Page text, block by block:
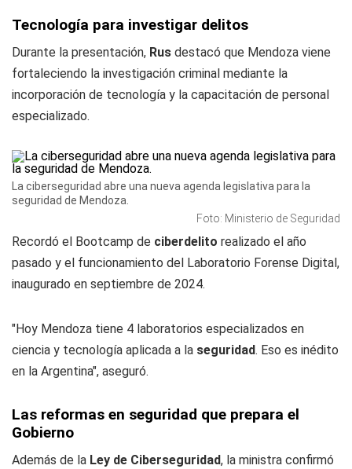
Tecnología para investigar delitos
Durante la presentación, Rus destacó que Mendoza viene
fortaleciendo la investigación criminal mediante la
incorporación de tecnología y la capacitación de personal
especializado.
La ciberseguridad abre una nueva agenda legislativa para la
seguridad de Mendoza.
Foto: Ministerio de Seguridad
Recordó el Bootcamp de ciberdelito realizado el año
pasado y el funcionamiento del Laboratorio Forense Digital,
inaugurado en septiembre de 2024.
"Hoy Mendoza tiene 4 laboratorios especializados en
ciencia y tecnología aplicada a la seguridad. Eso es inédito
en la Argentina", aseguró.
Las reformas en seguridad que prepara el
Gobierno
Además de la Ley de Ciberseguridad, la ministra confirmó